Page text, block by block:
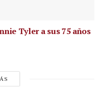
Tyler a sus 75 años